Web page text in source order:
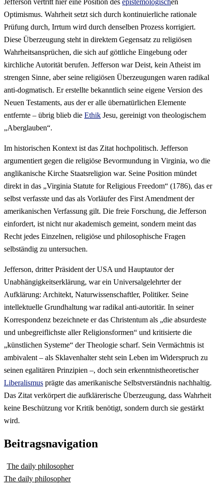
Jefferson vertritt hier eine Position des epistemologischen
Optimismus. Wahrheit setzt sich durch kontinuierliche rationale
Prüfung durch, Irrtum wird durch denselben Prozess korrigiert.
Diese Überzeugung steht in direktem Gegensatz zu religiösen
Wahrheitsansprüchen, die sich auf göttliche Eingebung oder
kirchliche Autorität berufen. Jefferson war Deist, kein Atheist im
strengen Sinne, aber seine religiösen Überzeugungen waren radikal
anti-dogmatisch. Er erstellte bekanntlich seine eigene Version des
Neuen Testaments, aus der er alle übernatürlichen Elemente
entfernte – übrig blieb die Ethik Jesu, gereinigt von theologischem
„Aberglauben“.
Im historischen Kontext ist das Zitat hochpolitisch. Jefferson
argumentiert gegen die religiöse Bevormundung in Virginia, wo die
anglikanische Kirche Staatsreligion war. Seine Position mündet
direkt in das „Virginia Statute for Religious Freedom“ (1786), das er
selbst verfasste und das als Vorläufer des First Amendment der
amerikanischen Verfassung gilt. Die freie Forschung, die Jefferson
einfordert, ist nicht nur akademisch gemeint, sondern meint das
Recht jedes Einzelnen, religiöse und philosophische Fragen
selbständig zu untersuchen.
Jefferson, dritter Präsident der USA und Hauptautor der
Unabhängigkeitserklärung, war ein Universalgelehrter der
Aufklärung: Architekt, Naturwissenschaftler, Politiker. Seine
intellektuelle Grundhaltung war radikal anti-autoritär. In seiner
Korrespondenz bezeichnete er das Christentum als „die absurdeste
und unbegreiflichste aller Religionsformen“ und kritisierte die
„künstlichen Systeme“ der Theologie scharf. Sein Vermächtnis ist
ambivalent – als Sklavenhalter steht sein Leben im Widerspruch zu
seinen egalitären Prinzipien –, doch sein erkenntnistheoretischer
Liberalismus prägte das amerikanische Selbstverständnis nachhaltig.
Das Zitat verkörpert die aufklärerische Überzeugung, dass Wahrheit
keine Beschützung vor Kritik benötigt, sondern durch sie gestärkt
wird.
Beitragsnavigation
The daily philosopher
The daily philosopher